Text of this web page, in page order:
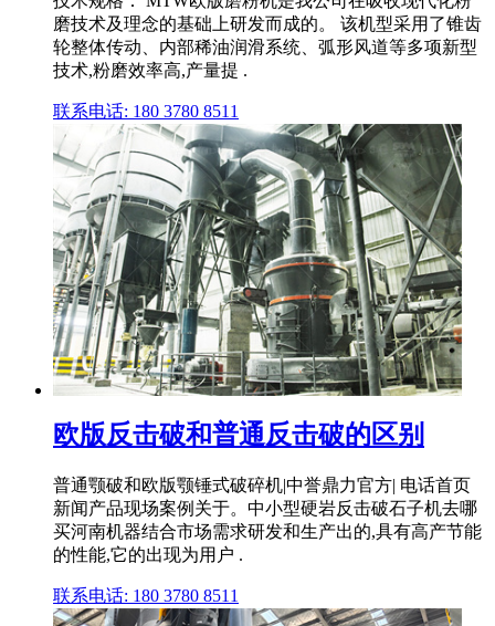
磨技术及理念的基础上研发而成的。 该机型采用了锥齿
轮整体传动、内部稀油润滑系统、弧形风道等多项新型
技术,粉磨效率高,产量提 .
联系电话: 180 3780 8511
欧版反击破和普通反击破的区别
普通颚破和欧版颚锤式破碎机|中誉鼎力官方| 电话首页
新闻产品现场案例关于。中小型硬岩反击破石子机去哪
买河南机器结合市场需求研发和生产出的,具有高产节能
的性能,它的出现为用户 .
联系电话: 180 3780 8511